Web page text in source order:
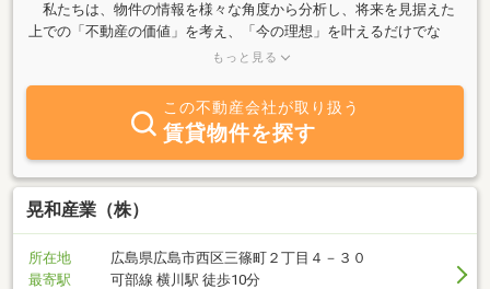
私たちは、物件の情報を様々な角度から分析し、将来を見据えた
上での「不動産の価値」を考え、「今の理想」を叶えるだけでな
く、リノベーションの先にある、将来の資産性やライフスタイルの
もっと見る
この不動産会社が取り扱う
賃貸物件を探す
晃和産業（株）
所在地
広島県広島市西区三篠町２丁目４－３０
最寄駅
可部線 横川駅 徒歩10分